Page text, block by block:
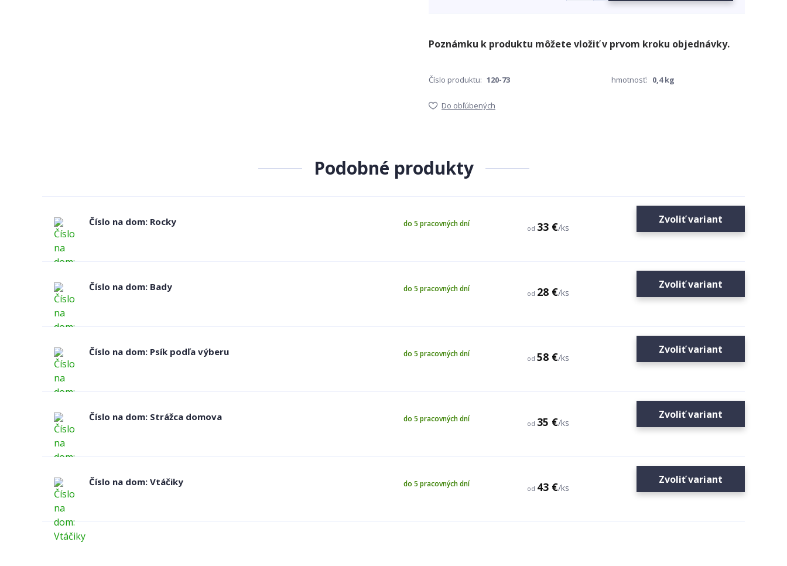
Číslo produktu: 120-73 hmotnosť: 0,4 kg
Do obľúbených
Podobné produkty
Číslo na dom: Rocky
od 33 €/ks
do 5 pracovných dní Zvoliť variant
Číslo na dom: Bady
od 28 €/ks
do 5 pracovných dní Zvoliť variant
Číslo na dom: Psík podľa výberu
od 58 €/ks
do 5 pracovných dní Zvoliť variant
Číslo na dom: Strážca domova
od 35 €/ks
do 5 pracovných dní Zvoliť variant
Číslo na dom: Vtáčiky
od 43 €/ks
do 5 pracovných dní Zvoliť variant